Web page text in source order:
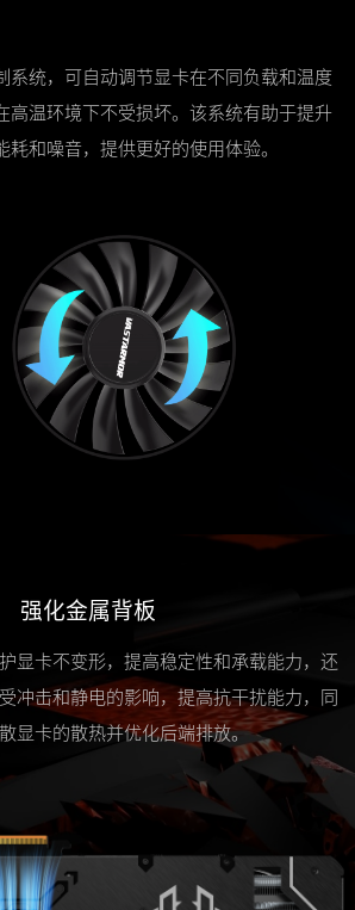
系统，可自动调节显卡在不同负载和温度
高温环境下不受损坏。该系统有助于提升
和噪音，提供更好的使用体验。
强化金属背板
显卡不变形，提高稳定性和承载能力，还
冲击和静电的影响，提高抗干扰能力，同
显卡的散热并优化后端排放。